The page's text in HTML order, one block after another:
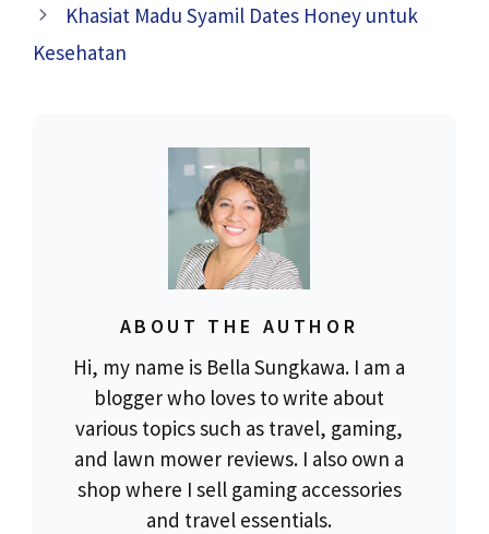
Khasiat Madu Syamil Dates Honey untuk
Kesehatan
ABOUT THE AUTHOR
Hi, my name is Bella Sungkawa. I am a
blogger who loves to write about
various topics such as travel, gaming,
and lawn mower reviews. I also own a
shop where I sell gaming accessories
and travel essentials.